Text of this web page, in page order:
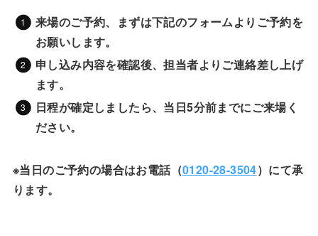
来場のご予約、まずは下記のフォームよりご予約を
お願いします。
申し込み内容を確認後、担当者よりご連絡差し上げ
ます。
日程が確定しましたら、 当日5分前までにご来場く
ださい。
※当日のご予約の場合はお電話（0120-28-3504）にて承
ります。